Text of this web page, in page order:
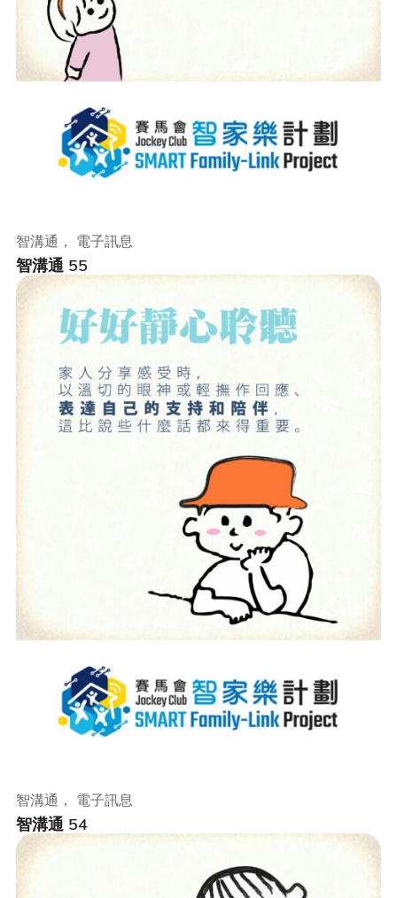
智溝通 55
智溝通， 電子訊息
智溝通 54
智溝通， 電子訊息